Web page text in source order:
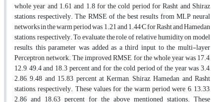
whole year and 1.61 and 1.8 for the cold period for Rasht and Shiraz
stations, respectively. The RMSE of the best results from MLP neural
networks in the warm period was 1.21 and 1.44°C for Rasht and Hamedan
stations, respectively. To evaluate the role of relative humidity on model
results, this parameter was added as a third input to the multi-layer
Perceptron network. The improved RMSE for the whole year was 17.4,
12.9, 49.4 and 18.3 percent and for the cold period of the year was 3.4,
2.86, 9.48 and 15.83 percent at Kerman, Shiraz, Hamedan and Rasht
stations, respectively. These values for the warm period were 6, 13.33,